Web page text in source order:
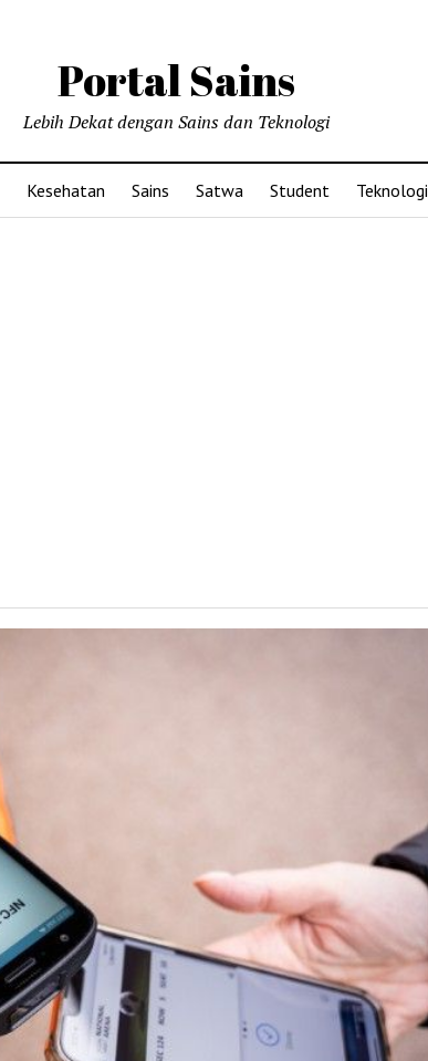
Portal Sains
Lebih Dekat dengan Sains dan Teknologi
Kesehatan Sains Satwa Student Teknologi